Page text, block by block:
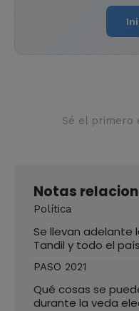
Sé el primero
Notas
Política
Se llevan adelante
Tandil y todo el país
PASO 2021
Qué cosas se
durante la veda